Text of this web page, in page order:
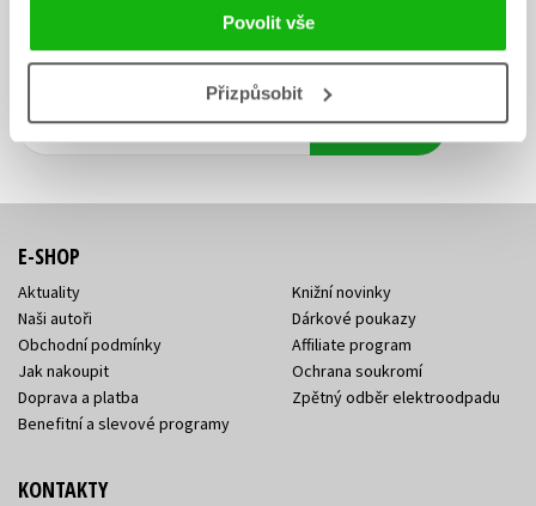
Povolit vše
Přizpůsobit
Zajímá Vás, jaký knižní hit právě vychází, na jaké zboží je výhodná
mailových novineksouhlasíte se zpracováním osobních údajů.
mailová
adresa
mailová
adresa
Vaše e-mailová adresa Přihlásit se
E-SHOP
Aktuality
Naši autoři
Obchodní podmínky
Jak nakoupit
Doprava a platba
Benefitní a slevové programy
Knižní novinky
Dárkové poukazy
Affiliate program
Ochrana soukromí
Zpětný odběr elektroodpadu
KONTAKTY